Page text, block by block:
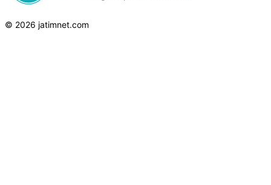
© 2026 jatimnet.com